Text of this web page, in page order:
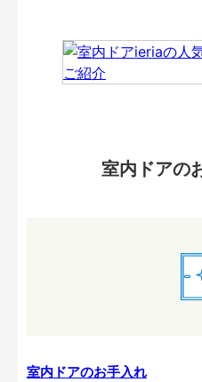
室内ドアの
室内ドアのお手入れ